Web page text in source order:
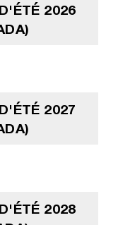
2026
2027
2028